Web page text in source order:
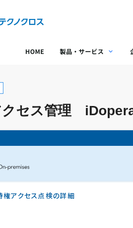
HOME 製品・サービス
クセス管理
権アクセス点検の詳細